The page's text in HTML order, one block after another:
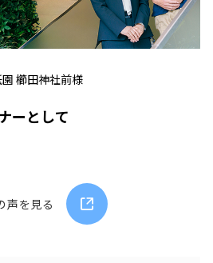
櫛田神社前様
ーとして
声を見る